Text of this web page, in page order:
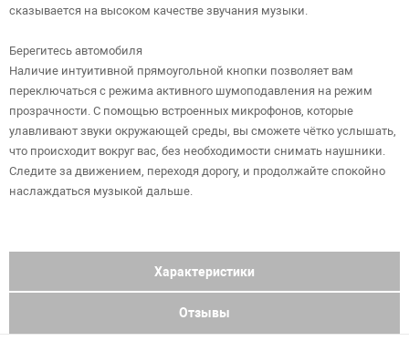
сказывается на высоком качестве звучания музыки.
Берегитесь автомобиля
Наличие интуитивной прямоугольной кнопки позволяет вам
переключаться с режима активного шумоподавления на режим
прозрачности. С помощью встроенных микрофонов, которые
улавливают звуки окружающей среды, вы сможете чётко услышать,
что происходит вокруг вас, без необходимости снимать наушники.
Следите за движением, переходя дорогу, и продолжайте спокойно
наслаждаться музыкой дальше.
Характеристики
Отзывы